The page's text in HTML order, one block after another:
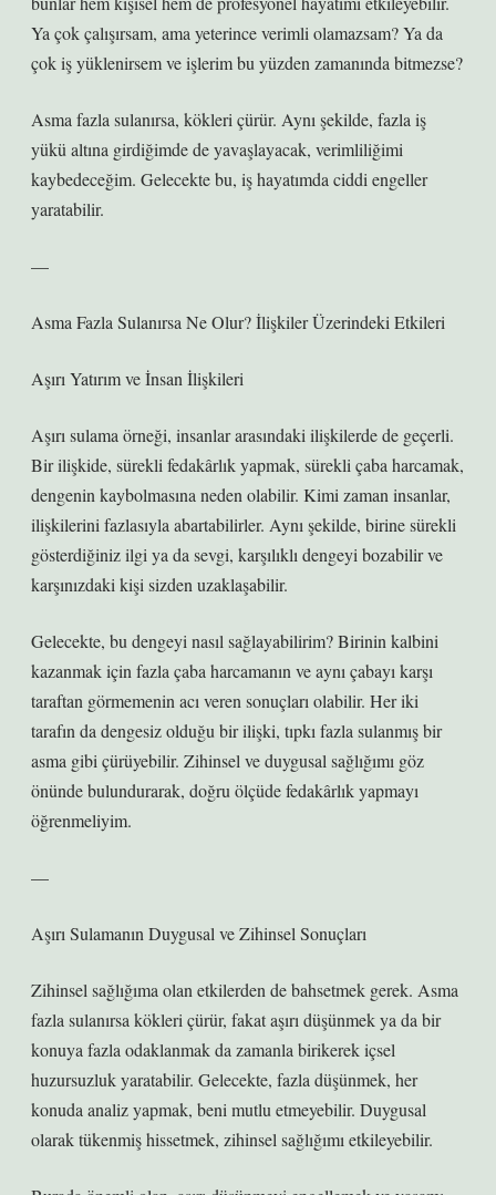
Ya çok çalışırsam, ama yeterince verimli olamazsam? Ya da
çok iş yüklenirsem ve işlerim bu yüzden zamanında bitmezse?
Asma fazla sulanırsa, kökleri çürür. Aynı şekilde, fazla iş
yükü altına girdiğimde de yavaşlayacak, verimliliğimi
kaybedeceğim. Gelecekte bu, iş hayatımda ciddi engeller
yaratabilir.
—
Asma Fazla Sulanırsa Ne Olur? İlişkiler Üzerindeki Etkileri
Aşırı Yatırım ve İnsan İlişkileri
Aşırı sulama örneği, insanlar arasındaki ilişkilerde de geçerli.
Bir ilişkide, sürekli fedakârlık yapmak, sürekli çaba harcamak,
dengenin kaybolmasına neden olabilir. Kimi zaman insanlar,
ilişkilerini fazlasıyla abartabilirler. Aynı şekilde, birine sürekli
gösterdiğiniz ilgi ya da sevgi, karşılıklı dengeyi bozabilir ve
karşınızdaki kişi sizden uzaklaşabilir.
Gelecekte, bu dengeyi nasıl sağlayabilirim? Birinin kalbini
kazanmak için fazla çaba harcamanın ve aynı çabayı karşı
taraftan görmemenin acı veren sonuçları olabilir. Her iki
tarafın da dengesiz olduğu bir ilişki, tıpkı fazla sulanmış bir
asma gibi çürüyebilir. Zihinsel ve duygusal sağlığımı göz
önünde bulundurarak, doğru ölçüde fedakârlık yapmayı
öğrenmeliyim.
—
Aşırı Sulamanın Duygusal ve Zihinsel Sonuçları
Zihinsel sağlığıma olan etkilerden de bahsetmek gerek. Asma
fazla sulanırsa kökleri çürür, fakat aşırı düşünmek ya da bir
konuya fazla odaklanmak da zamanla birikerek içsel
huzursuzluk yaratabilir. Gelecekte, fazla düşünmek, her
konuda analiz yapmak, beni mutlu etmeyebilir. Duygusal
olarak tükenmiş hissetmek, zihinsel sağlığımı etkileyebilir.